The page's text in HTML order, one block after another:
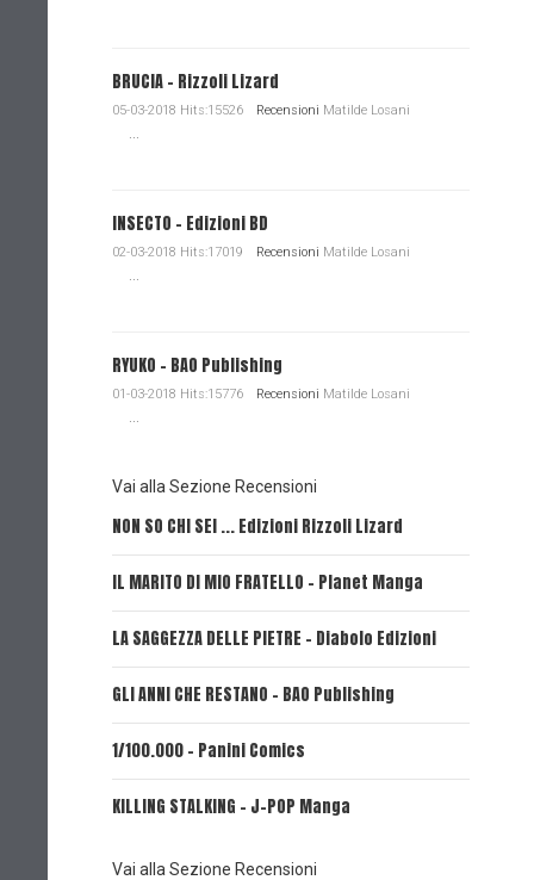
BRUCIA - Rizzoli Lizard
05-03-2018 Hits:15526 Recensioni Matilde Losani
INSECTO - Edizioni BD
02-03-2018 Hits:17019 Recensioni Matilde Losani
RYUKO - BAO Publishing
01-03-2018 Hits:15776 Recensioni Matilde Losani
Vai alla Sezione Recensioni
NON SO CHI SEI ... Edizioni Rizzoli Lizard
IL MARITO DI MIO FRATELLO - Planet Manga
LA SAGGEZZA DELLE PIETRE - Diabolo Edizioni
GLI ANNI CHE RESTANO - BAO Publishing
1/100.000 - Panini Comics
KILLING STALKING - J-POP Manga
Vai alla Sezione Recensioni